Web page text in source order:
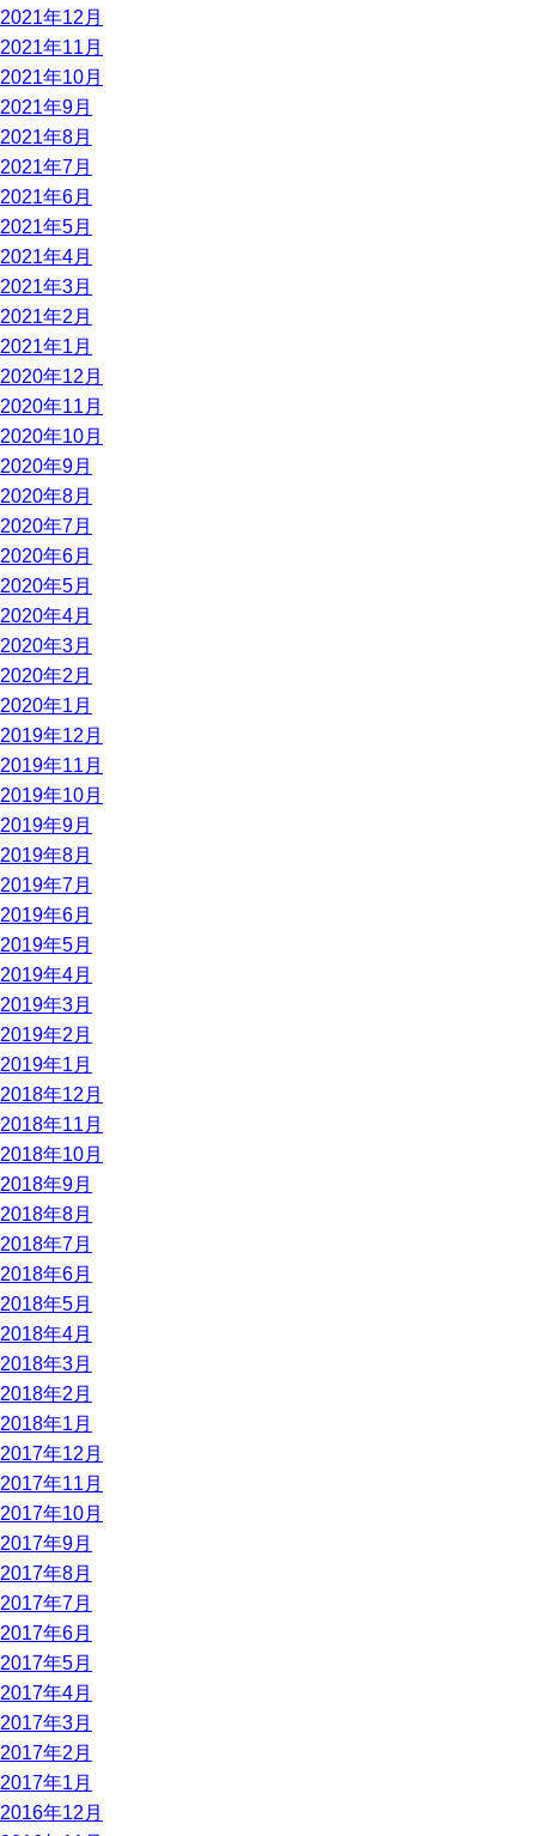
2021年12月
2021年11月
2021年10月
2021年9月
2021年8月
2021年7月
2021年6月
2021年5月
2021年4月
2021年3月
2021年2月
2021年1月
2020年12月
2020年11月
2020年10月
2020年9月
2020年8月
2020年7月
2020年6月
2020年5月
2020年4月
2020年3月
2020年2月
2020年1月
2019年12月
2019年11月
2019年10月
2019年9月
2019年8月
2019年7月
2019年6月
2019年5月
2019年4月
2019年3月
2019年2月
2019年1月
2018年12月
2018年11月
2018年10月
2018年9月
2018年8月
2018年7月
2018年6月
2018年5月
2018年4月
2018年3月
2018年2月
2018年1月
2017年12月
2017年11月
2017年10月
2017年9月
2017年8月
2017年7月
2017年6月
2017年5月
2017年4月
2017年3月
2017年2月
2017年1月
2016年12月